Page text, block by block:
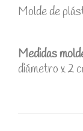
Molde de
Medidas
diámetro x 2